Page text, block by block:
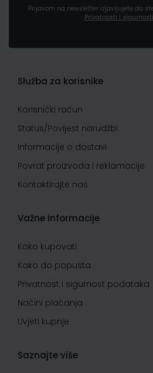
Prijavom na newsletter izjavljujete da
Privatnosti i
Služba za korisnike
Korisnički račun
Status/Povijest narudžbi
Informacije o dostavi
Povrat proizvoda i reklamacije
Kontaktirajte nas
Važne informacije
Kako kupovati
Kako do popusta
Privatnost i sigurnost podataka
Načini plaćanja
Uvjeti kupnje
Saznajte više